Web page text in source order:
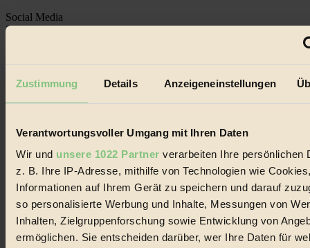
Zustimmung Details Anzeigeneinstellungen
Verantwortungsvoller Umgang mit Ihren Daten
Wir und unsere 1022 Partner verarbeiten Ihre persönlichen
z. B. Ihre IP-Adresse, mithilfe von Technologien wie
Informationen auf Ihrem Gerät zu speichern und darauf
so personalisierte Werbung und Inhalte, Messungen von
Inhalten, Zielgruppenforschung sowie Entwicklung von
ermöglichen. Sie entscheiden darüber, wer Ihre Daten für
Social Media
22.601 Fans auf Facebook
Themen
Bio
Nachhaltigkeit
Vegan